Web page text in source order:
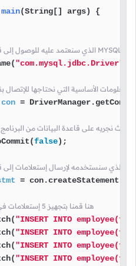
main(String[] args) {
"com.mysql.jdbc.Driver"
con =
false);
= con.createStatement();
// هنا قمنا بتجهيز 5 إستعلامات في لائحة خاصة
"INSERT INTO
"INSERT INTO
"INSERT INTO
"INSERT INTO